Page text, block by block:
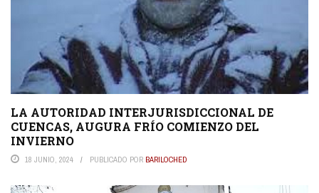
LA AUTORIDAD INTERJURISDICCIONAL DE
CUENCAS, AUGURA FRÍO COMIENZO DEL
INVIERNO
18 JUNIO, 2024 PUBLICADO POR BARILOCHED